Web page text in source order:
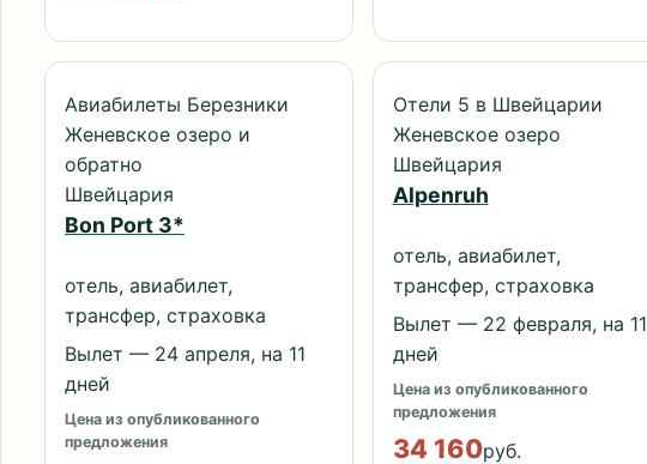
Авиабилеты Березники
Женевское озеро и
обратно
Швейцария
Bon Port 3*
отель, авиабилет,
трансфер, страховка
Вылет — 24 апреля, на 11
дней
Цена из опубликованного
предложения
Отели 5 в Швейцарии
Женевское озеро
Швейцария
Alpenruh
отель, авиабилет,
трансфер, страховка
Вылет — 22 февраля, на 11
дней
Цена из опубликованного
предложения
34 160руб.